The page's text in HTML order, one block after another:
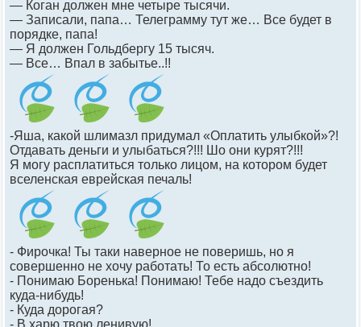
— Коган должен мне четыре тысячи.
— Записали, папа… Телеграмму тут же… Все будет в
порядке, папа!
— Я должен Гольдбергу 15 тысяч.
— Все… Впал в забытье..!!
-Яша, какой шлимазл придумал «Оплатить улыбкой»?!
Отдавать деньги и улыбаться?!!! Шо они курят?!!!
Я могу расплатиться только лицом, на котором будет
вселенская еврейская печаль!
- Фирочка! Ты таки наверное не поверишь, но я
совершенно не хочу работать! То есть абсолютно!
- Понимаю Боренька! Понимаю! Тебе надо съездить
куда-нибудь!
- Куда дорогая?
- В харю твою ленивую!